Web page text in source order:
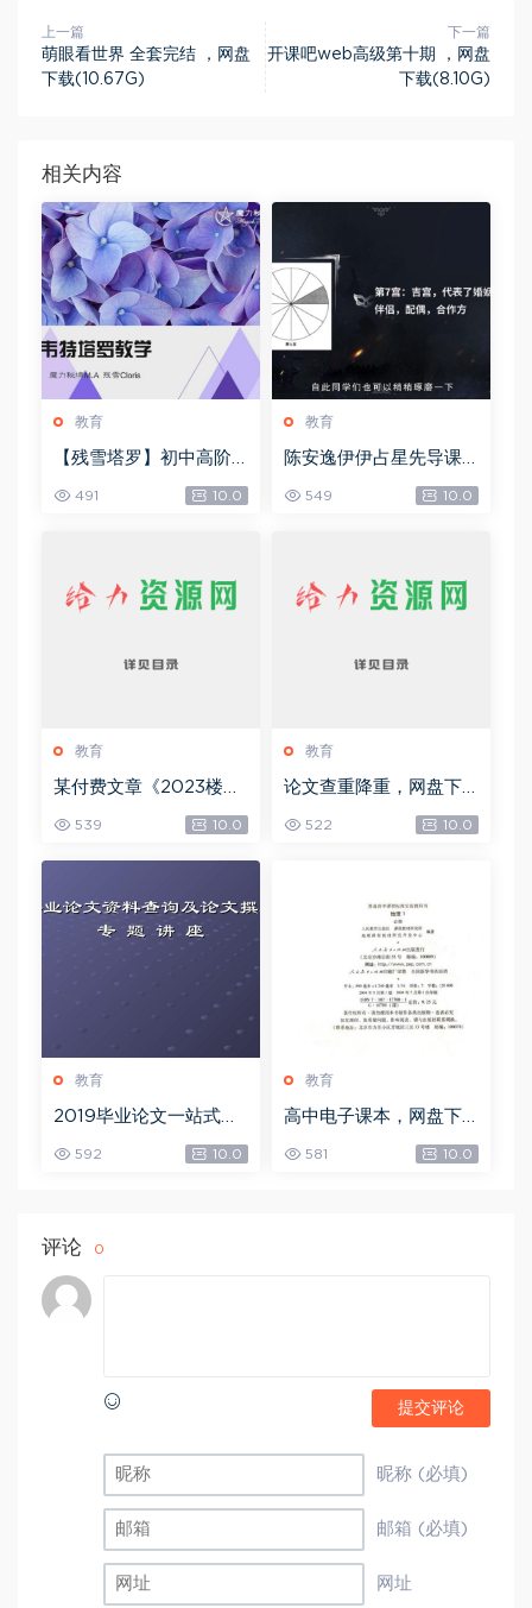
上一篇
萌眼看世界 全套完结 ，网盘
下载(10.67G)
下一篇
开课吧web高级第十期 ，网盘
下载(8.10G)
相关内容
教育
【残雪塔罗】初中高阶
合集，网盘下载(1.06G)
491 10.0
教育
陈安逸伊伊占星先导课
+初中高级，网盘下载(4
6.45G)
549 10.0
教育
某付费文章《2023楼市
预判：新一轮大牛市会
来吗？》!，网盘下载(15.
73M)
539 10.0
教育
论文查重降重，网盘下
522 10.0
教育
2019毕业论文一站式解
决方案，网盘下载(19.6
8G)
592 10.0
教育
高中电子课本，网盘下
581 10.0
评论 0
提交评论
昵称 (必填)
邮箱 (必填)
网址